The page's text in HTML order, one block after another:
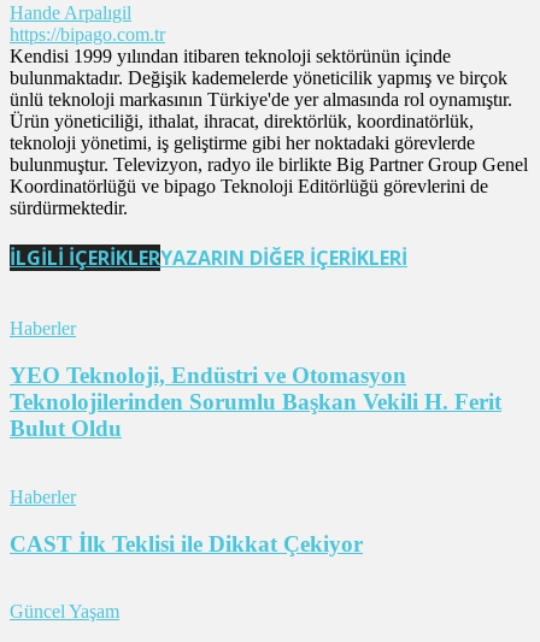
Hande Arpalıgil
https://bipago.com.tr
Kendisi 1999 yılından itibaren teknoloji sektörünün içinde
bulunmaktadır. Değişik kademelerde yöneticilik yapmış ve birçok
ünlü teknoloji markasının Türkiye'de yer almasında rol oynamıştır.
Ürün yöneticiliği, ithalat, ihracat, direktörlük, koordinatörlük,
teknoloji yönetimi, iş geliştirme gibi her noktadaki görevlerde
bulunmuştur. Televizyon, radyo ile birlikte Big Partner Group Genel
Koordinatörlüğü ve bipago Teknoloji Editörlüğü görevlerini de
sürdürmektedir.
İLGİLİ İÇERİKLERYAZARIN DİĞER İÇERİKLERİ
Haberler
YEO Teknoloji, Endüstri ve Otomasyon
Teknolojilerinden Sorumlu Başkan Vekili H. Ferit
Bulut Oldu
Haberler
CAST İlk Teklisi ile Dikkat Çekiyor
Güncel Yaşam